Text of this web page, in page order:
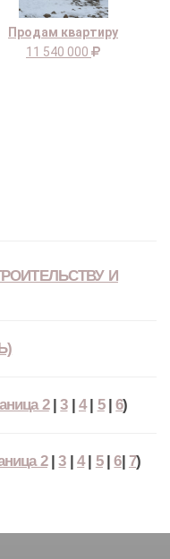
Продам квартиру
11 540 000
И
2|3| 4| 5|6)
2|3|4| 5|6| 7)